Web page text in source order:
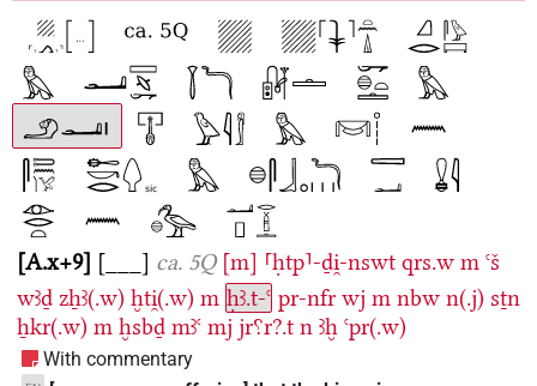
A.x+9 [___] ca. 5Q [m] ⸢ḥtp⸣-ḏi̯-nswt qrs.w m ꜥš
wꜣḏ zẖꜣ(.w) ḫti̯(.w) m ḥꜣ.t-ꜥ pr-nfr wj m nbw n(.j) sṯn
ẖkr(.w) m ḫsbḏ mꜣꜥ mj jr⸮r?.t n ꜣḫ ꜥpr(.w)
With commentary